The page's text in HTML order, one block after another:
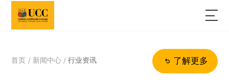
首页 / 新闻中心 / 行业资讯 了解更多